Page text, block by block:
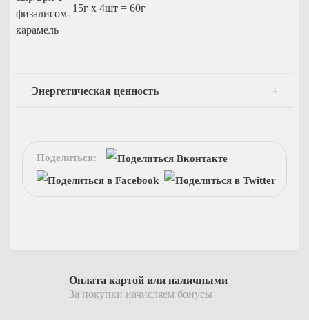
15г x 4шт = 60г
Энергетическая ценность
Поделиться:
Оплата картой или наличными
За покупки начисляем бонусы
Спецпредложение!